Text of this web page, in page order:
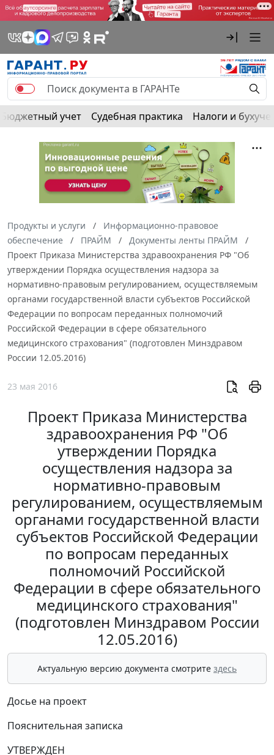
Бюджетный учет Судебная практика Налоги и
Продукты и услуги
Информационно-правовое
обеспечение
ПРАЙМ
Документы ленты ПРАЙМ
Проект Приказа Министерства здравоохранения РФ "Об
утверждении Порядка осуществления надзора за
нормативно-правовым регулированием, осуществляемым
органами государственной власти субъектов Российской
Федерации по вопросам переданных полномочий
Российской Федерации в сфере обязательного
медицинского страхования" (подготовлен Минздравом
России 12.05.2016)
23 мая 2016
Проект Приказа Министерства
здравоохранения РФ "Об
утверждении Порядка
осуществления надзора за
нормативно-правовым
регулированием, осуществляемым
органами государственной власти
субъектов Российской Федерации
по вопросам переданных
полномочий Российской
Федерации в сфере обязательного
медицинского страхования"
(подготовлен Минздравом России
12.05.2016)
Актуальную версию документа смотрите здесь
Досье на проект
Пояснительная записка
УТВЕРЖДЕН